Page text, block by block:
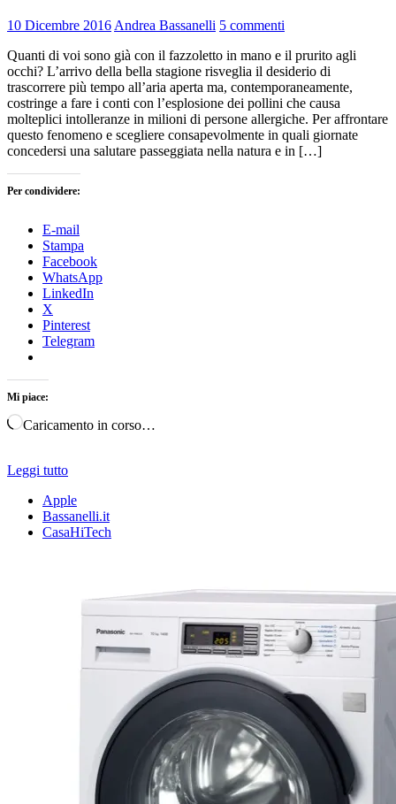
10 Dicembre 2016 Andrea Bassanelli 5 commenti
Quanti di voi sono già con il fazzoletto in mano e il prurito agli
occhi? L’arrivo della bella stagione risveglia il desiderio di
trascorrere più tempo all’aria aperta ma, contemporaneamente,
costringe a fare i conti con l’esplosione dei pollini che causa
molteplici intolleranze in milioni di persone allergiche. Per affrontare
questo fenomeno e scegliere consapevolmente in quali giornate
concedersi una salutare passeggiata nella natura e in […]
Per condividere:
E-mail
Stampa
Facebook
WhatsApp
LinkedIn
X
Pinterest
Telegram
Mi piace:
Caricamento in corso…
Leggi tutto
Apple
Bassanelli.it
CasaHiTech